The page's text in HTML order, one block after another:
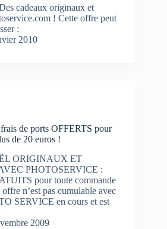
cadeaux originaux et
! Cette offre peut
:
2010
de ports OFFERTS pour
de 20 euros !
ORIGINAUX ET
PHOTOSERVICE :
pour toute commande
n’est pas cumulable avec
SERVICE en cours et est
2009